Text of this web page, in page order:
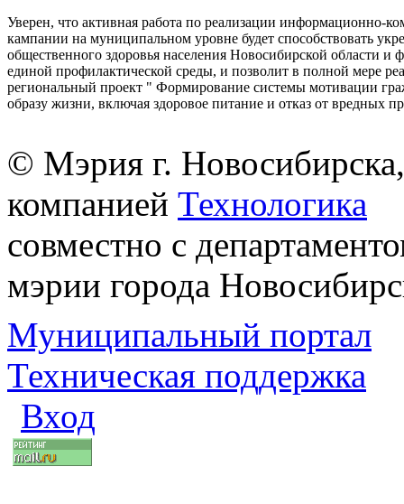
Уверен, что активная работа по реализации информационно-
кампании на муниципальном уровне будет способствовать
общественного здоровья населения Новосибирской области и
единой профилактической среды, и позволит в полной мере
региональный проект " Формирование системы мотивации
образу жизни, включая здоровое питание и отказ от вредных
© Мэрия г.
компанией Технологика
совместно с
мэрии города
Муниципальный портал
Техническая поддержка
Вход